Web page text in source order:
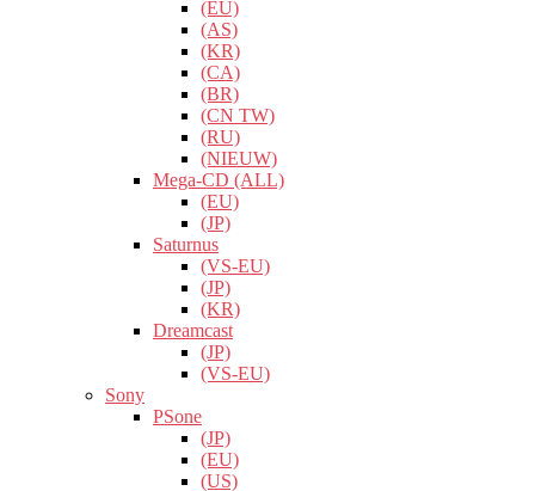
(EU)
(AS)
(KR)
(CA)
(BR)
(CN TW)
(RU)
(NIEUW)
Mega-CD (ALL)
(EU)
(JP)
Saturnus
(VS-EU)
(JP)
(KR)
Dreamcast
(JP)
(VS-EU)
Sony
PSone
(JP)
(EU)
(US)